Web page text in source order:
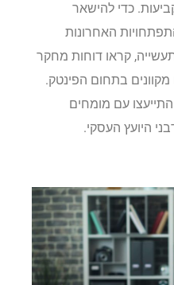
כדי להישאר
האחרונות
קראו דוחות מחקר
בתחום הפינטק.
עם מומחים
היועץ העסקי.